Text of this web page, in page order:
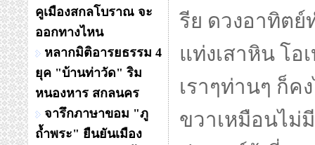
คูเมืองสกลโบราณ จะ
ออกทางไหน
หลากมิติอารยธรรม 4
ยุค "บ้านท่าวัด" ริม
หนองหาร สกลนคร
จารึกภาษาขอม "ภู
ถ้ำพระ" ยืนยันเมือง
รีย ดวงอาทิตย์
แท่งเสาหิน โอ
เราๆท่านๆ ก็
ขวาเหมือนไม่